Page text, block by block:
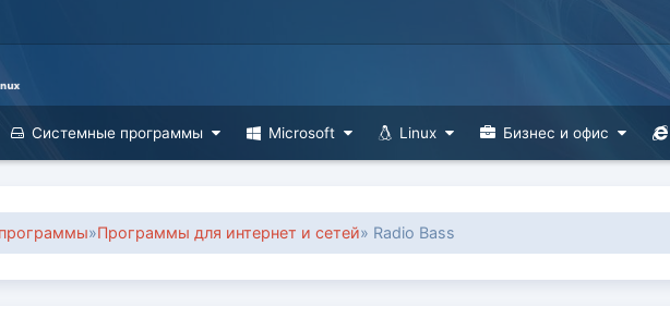
Системные программы Microsoft Linux Бизнес и офис
»Программы для интернет и сетей» Radio Bass